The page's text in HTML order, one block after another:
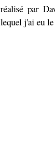
réalisé par
lequel j'ai eu